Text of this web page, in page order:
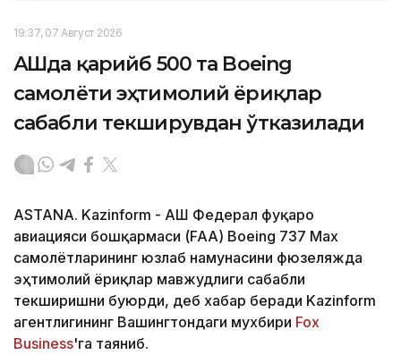
19:37, 07 Август 2026
АҚШда қарийб 500 та Boeing
самолёти эҳтимолий ёриқлар
сабабли текширувдан ўтказилади
ASTANA. Kazinform - АҚШ Федерал фуқаро
авиацияси бошқармаси (FAA) Boeing 737 Max
самолётларининг юзлаб намунасини фюзеляжда
эҳтимолий ёриқлар мавжудлиги сабабли
текширишни буюрди, деб хабар беради Kazinform
агентлигининг Вашингтондаги мухбири Fox
Business'га таяниб.